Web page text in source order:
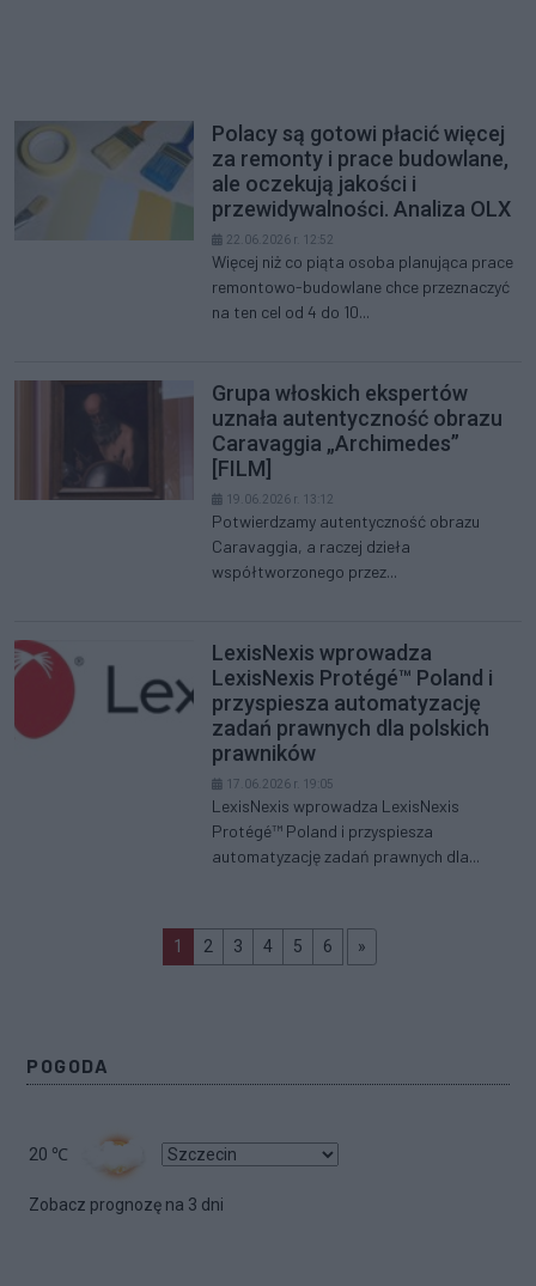
Polacy są gotowi płacić więcej
za remonty i prace budowlane,
ale oczekują jakości i
przewidywalności. Analiza OLX
22.06.2026 r. 12:52
Więcej niż co piąta osoba planująca prace
remontowo-budowlane chce przeznaczyć
na ten cel od 4 do 10...
Grupa włoskich ekspertów
uznała autentyczność obrazu
Caravaggia „Archimedes”
[FILM]
19.06.2026 r. 13:12
Potwierdzamy autentyczność obrazu
Caravaggia, a raczej dzieła
współtworzonego przez...
LexisNexis wprowadza
LexisNexis Protégé™ Poland i
przyspiesza automatyzację
zadań prawnych dla polskich
prawników
17.06.2026 r. 19:05
LexisNexis wprowadza LexisNexis
Protégé™ Poland i przyspiesza
automatyzację zadań prawnych dla...
1 (aktualna)
2 3 4 5 6 »
POGODA
20 ℃
Zobacz prognozę na 3 dni